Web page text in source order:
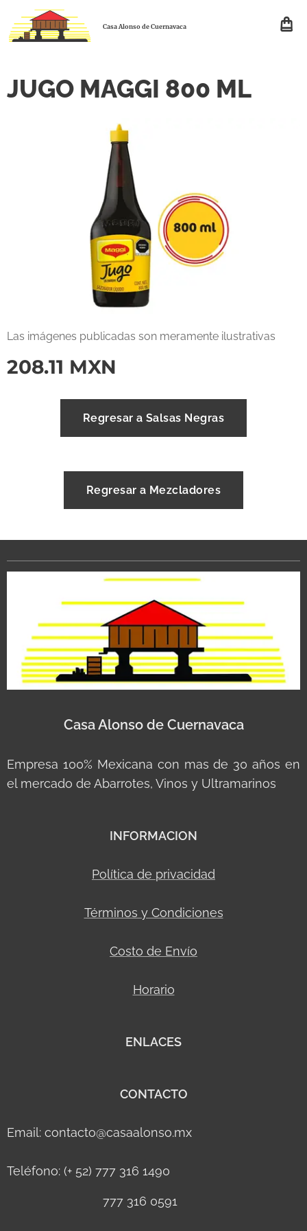
Casa Alonso de Cuernavaca
JUGO MAGGI 800 ML
Las imágenes publicadas son meramente ilustrativas
208.11 MXN
Regresar a Salsas Negras
Regresar a Mezcladores
Casa Alonso de Cuernavaca
Empresa 100% Mexicana con mas de 30 años en
el mercado de Abarrotes, Vinos y Ultramarinos
INFORMACION
Política de privacidad
Términos y Condiciones
Costo de Envío
Horario
ENLACES
CONTACTO
Email: contacto@casaalonso.mx
Teléfono: (+ 52) 777 316 1490
777 316 0591